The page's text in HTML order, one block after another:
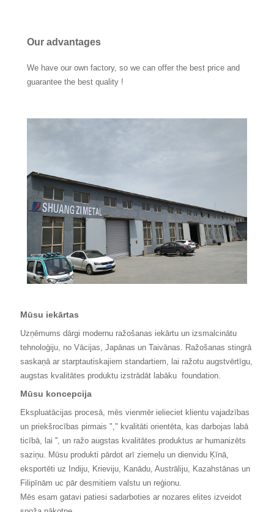
Our advantages
We have our own factory, so we can offer the best price and
guarantee the best quality !
Mūsu iekārtas
Uzņēmums dārgi modernu ražošanas iekārtu un izsmalcinātu
tehnoloģiju, no Vācijas, Japānas un Taivānas. Ražošanas stingrā
saskaņā ar starptautiskajiem standartiem, lai ražotu augstvērtīgu,
augstas kvalitātes produktu izstrādāt labāku foundation.
Mūsu koncepcija
Ekspluatācijas procesā, mēs vienmēr ielieciet klientu vajadzības
un priekšrocības pirmais "," kvalitāti orientēta, kas darbojas labā
ticībā, lai '', un ražo augstas kvalitātes produktus ar humanizēts
saziņu. Mūsu produkti pārdot arī ziemeļu un dienvidu Ķīnā,
eksportēti uz Indiju, Krieviju, Kanādu, Austrāliju, Kazahstānas un
Filipīnām uc pār desmitiem valstu un reģionu.
Mēs esam gatavi patiesi sadarboties ar nozares elites izveidot